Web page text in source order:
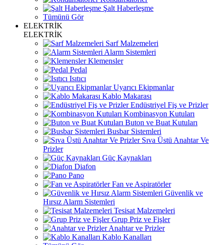
Şalt Haberleşme
Tümünü Gör
ELEKTRİK
ELEKTRİK
Sarf Malzemeleri
Alarm Sistemleri
Klemensler
Pedal
Isıtıcı
Uyarıcı Ekipmanlar
Kablo Makarası
Endüstriyel Fiş ve Prizler
Kombinasyon Kutuları
Buton ve Buat Kutuları
Busbar Sistemleri
Sıva Üstü Anahtar Ve
Prizler
Güç Kaynakları
Diafon
Pano
Fan ve Aspiratörler
Güvenlik ve
Hırsız Alarm Sistemleri
Tesisat Malzemeleri
Grup Priz ve Fişler
Anahtar ve Prizler
Kablo Kanalları